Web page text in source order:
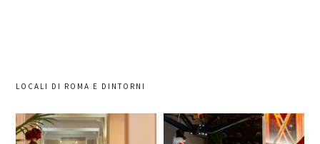
LOCALI DI ROMA E DINTORNI